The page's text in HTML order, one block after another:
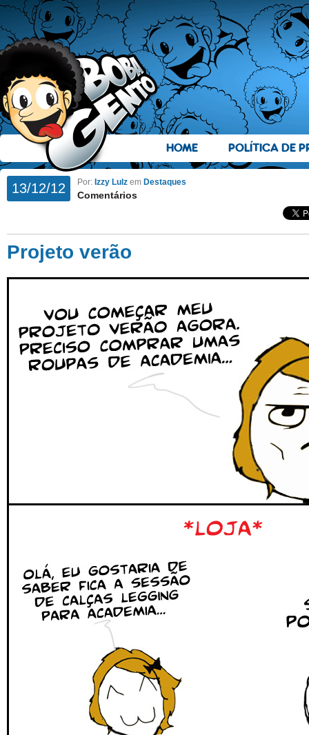
HOME POLÍTICA DE
13/12/12 Por: Izzy Lulz em Destaques
Comentários
Projeto verão